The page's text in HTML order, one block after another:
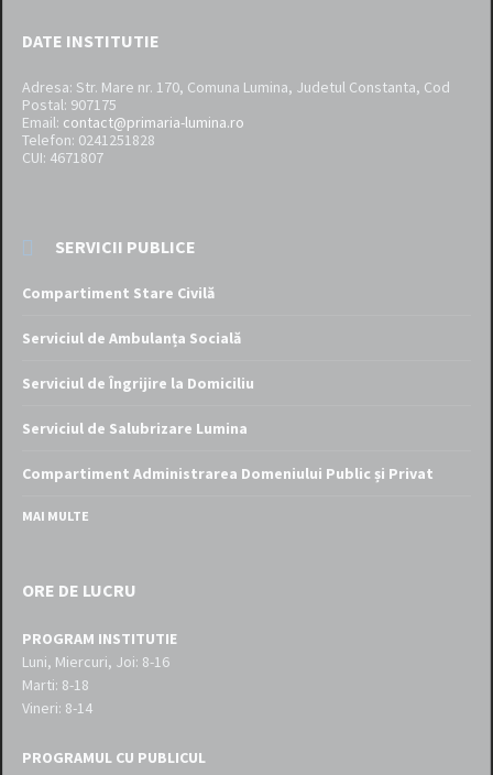
DATE INSTITUTIE
Adresa: Str. Mare nr. 170, Comuna Lumina, Judetul Constanta, Cod
Postal: 907175
Email: contact@primaria-lumina.ro
Telefon: 0241251828
CUI: 4671807
SERVICII PUBLICE
Compartiment Stare Civilă
Serviciul de Ambulanța Socială
Serviciul de Îngrijire la Domiciliu
Serviciul de Salubrizare Lumina
Compartiment Administrarea Domeniului Public și Privat
MAI MULTE
ORE DE LUCRU
PROGRAM INSTITUTIE
Luni, Miercuri, Joi: 8-16
Marti: 8-18
Vineri: 8-14
PROGRAMUL CU PUBLICUL